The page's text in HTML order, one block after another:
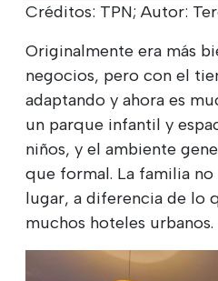
Créditos: TPN; Autor:
Originalmente era más
negocios, pero con el
adaptando y ahora es
un parque infantil y
niños, y el ambiente
que formal. La familia
lugar, a diferencia de lo
muchos hoteles urbanos.